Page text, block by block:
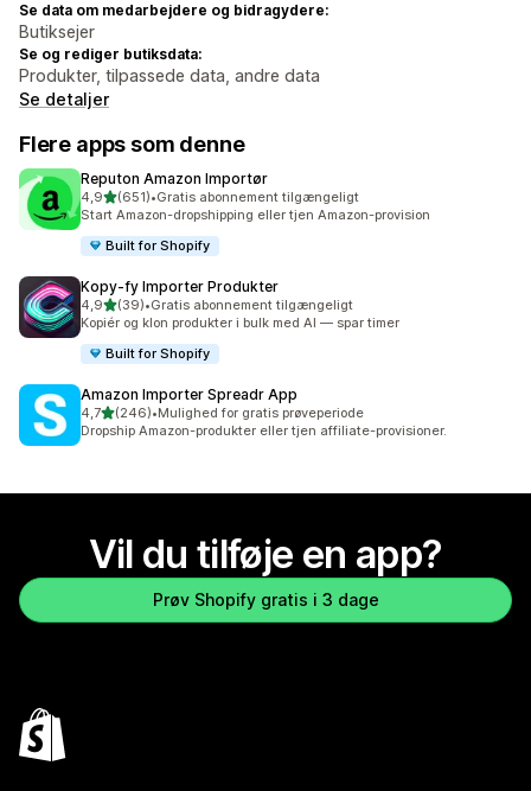
Se data om medarbejdere og bidragydere:
Butiksejer
Se og rediger butiksdata:
Produkter, tilpassede data, andre data
Se detaljer
Flere apps som denne
Reputon Amazon Importør
4,9ud af 5 stjerner
(651)
651 anmeldelser i alt
•Gratis abonnement tilgængeligt
Start Amazon-dropshipping eller tjen Amazon-provision
Built for Shopify
Kopy‑fy Importer Produkter
4,9ud af 5 stjerner
(39)
39 anmeldelser i alt
•Gratis abonnement tilgængeligt
Kopiér og klon produkter i bulk med AI — spar timer
Built for Shopify
Amazon Importer Spreadr App
4,7ud af 5 stjerner
(246)
246 anmeldelser i alt
•Mulighed for gratis prøveperiode
Dropship Amazon-produkter eller tjen affiliate-provisioner.
Vil du tilføje en app?
Prøv Shopify gratis i 3 dage